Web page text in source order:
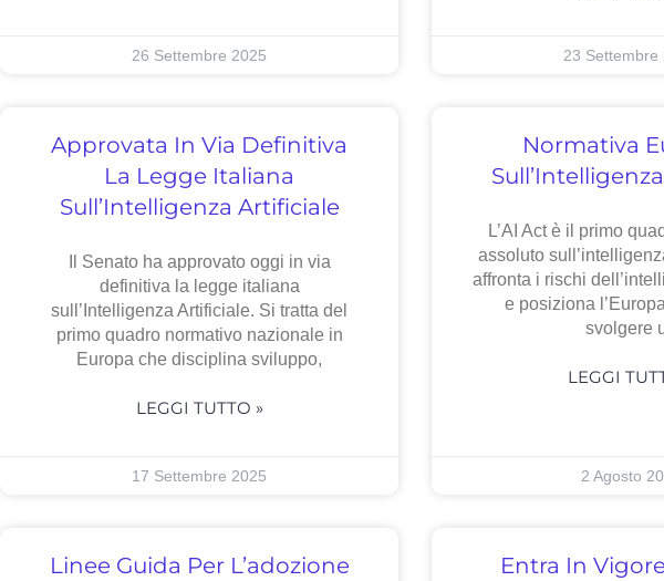
26 Settembre 2025 23 Settembre
Approvata In Via Definitiva
La Legge Italiana
Sull’Intelligenza Artificiale
Il Senato ha approvato oggi in via
definitiva la legge italiana
sull’Intelligenza Artificiale. Si tratta del
primo quadro normativo nazionale in
Europa che disciplina sviluppo,
LEGGI TUTTO »
17 Settembre 2025
Normativa
L’AI Act è il primo
assoluto
affronta i rischi
e posiziona
svolgere
LEGGI
2 Agosto
Linee Guida Per L’adozione
Entra In